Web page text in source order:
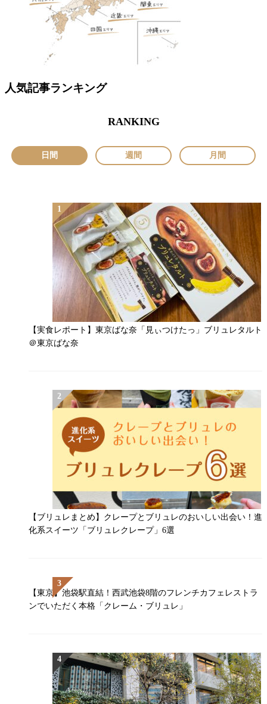
人気記事ランキング
RANKING
日間 週間 月間
【実食レポート】東京ばな奈「見ぃつけたっ」ブリュレタルト
＠東京ばな奈
【ブリュレまとめ】クレープとブリュレのおいしい出会い！進
化系スイーツ「ブリュレクレープ」6選
【東京】池袋駅直結！西武池袋8階のフレンチカフェレストラ
ンでいただく本格「クレーム・ブリュレ」